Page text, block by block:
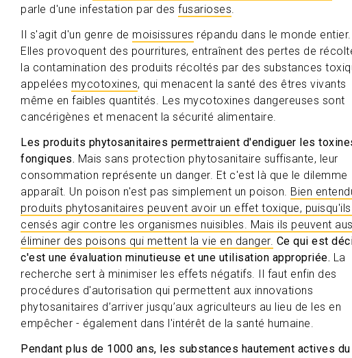
parle d'une infestation par des fusarioses.
Il s'agit d'un genre de moisissures répandu dans le monde entier.
Elles provoquent des pourritures, entraînent des pertes de
la contamination des produits récoltés par des substances
appelées mycotoxines, qui menacent la santé des êtres vivants
même en faibles quantités. Les mycotoxines dangereuses sont
cancérigènes et menacent la sécurité alimentaire.
Les produits phytosanitaires permettraient d'endiguer les
fongiques. Mais sans protection phytosanitaire suffisante, leur
consommation représente un danger. Et c'est là que le dilemme
apparaît. Un poison n'est pas simplement un poison. Bien
produits phytosanitaires peuvent avoir un effet toxique,
censés agir contre les organismes nuisibles. Mais ils peuvent
éliminer des poisons qui mettent la vie en danger. Ce qui est
c'est une évaluation minutieuse et une utilisation appropriée. La
recherche sert à minimiser les effets négatifs. Il faut enfin des
procédures d'autorisation qui permettent aux innovations
phytosanitaires d’arriver jusqu’aux agriculteurs au lieu de les en
empêcher - également dans l'intérêt de la santé humaine.
Pendant plus de 1000 ans, les substances hautement actives du